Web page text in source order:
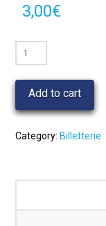
3,00€
26.
Samedi
28
août
-
14h
Add to cart
Category:Billetterie